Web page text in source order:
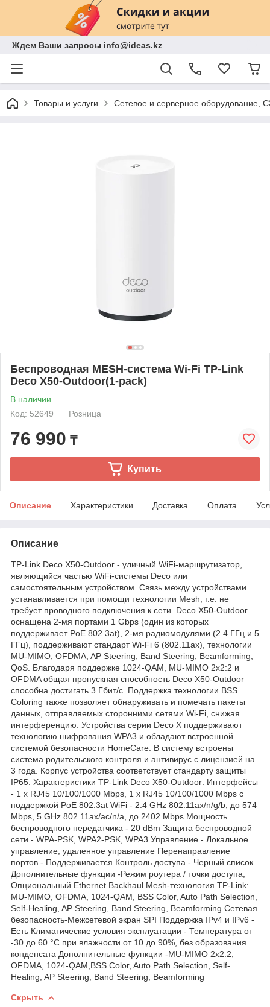
Ждем Ваши запросы info@ideas.kz
Товары и услуги Сетевое и серверное оборудование,
Беспроводная MESH-система Wi-Fi TP-Link
Deco X50-Outdoor(1-pack)
В наличии
Код: 52649
Розница
76 990 ₸
Купить
Описание Характеристики Доставка Оплата
Описание
TP-Link Deco X50-Outdoor - уличный WiFi-маршрутизатор,
являющийся частью WiFi-системы Deco или
самостоятельным устройством. Связь между устройствами
устанавливается при помощи технологии Mesh, т.е. не
требует проводного подключения к сети. Deco X50-Outdoor
оснащена 2-мя портами 1 Gbps (один из которых
поддерживает PoE 802.3at), 2-мя радиомодулями (2.4 ГГц и 5
ГГц), поддерживают стандарт Wi-Fi 6 (802.11ax), технологии
MU-MIMO, OFDMA, AP Steering, Band Steering, Beamforming,
QoS. Благодаря поддержке 1024-QAM, MU-MIMO 2x2:2 и
OFDMA общая пропускная способность Deco X50-Outdoor
способна достигать 3 Гбит/с. Поддержка технологии BSS
Coloring также позволяет обнаруживать и помечать пакеты
данных, отправляемых сторонними сетями Wi-Fi, снижая
интерференцию. Устройства серии Deco X поддерживают
технологию шифрования WPA3 и обладают встроенной
системой безопасности HomeCare. В систему встроены
система родительского контроля и антивирус с лицензией на
3 года. Корпус устройства соответствует стандарту защиты
IP65. Характеристики TP-Link Deco X50-Outdoor: Интерфейсы
- 1 x RJ45 10/100/1000 Mbps, 1 x RJ45 10/100/1000 Mbps с
поддержкой PoE 802.3at WiFi - 2.4 GHz 802.11ax/n/g/b, до 574
Mbps, 5 GHz 802.11ax/ac/n/a, до 2402 Mbps Мощность
беспроводного передатчика - 20 dBm Защита беспроводной
сети - WPA-PSK, WPA2-PSK, WPA3 Управление - Локальное
управление, удаленное управление Перенаправление
портов - Поддерживается Контроль доступа - Черный список
Дополнительные функции -Режим роутера / точки доступа,
Опциональный Ethernet Backhaul Mesh-технология TP-Link:
MU-MIMO, OFDMA, 1024-QAM, BSS Color, Auto Path Selection,
Self-Healing, AP Steering, Band Steering, Beamforming Сетевая
безопасность-Межсетевой экран SPI Поддержка IPv4 и IPv6 -
Есть Климатические условия эксплуатации - Температура от
-30 до 60 °C при влажности от 10 до 90%, без образования
конденсата Дополнительные функции -MU-MIMO 2x2:2,
OFDMA, 1024-QAM,BSS Color, Auto Path Selection, Self-
Healing, AP Steering, Band Steering, Beamforming
Скрыть